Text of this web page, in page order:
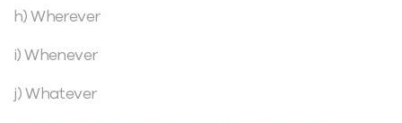
h) Wherever
i) Whenever
j) Whatever